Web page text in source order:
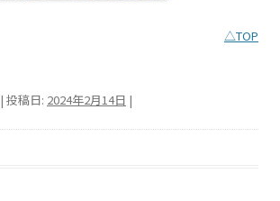
△TOP
| 投稿日: 2024年2月14日 |